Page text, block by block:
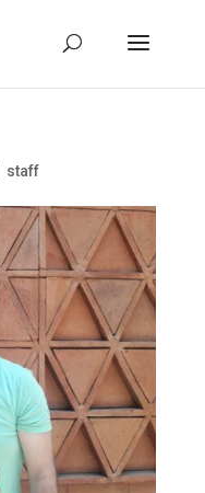
staff